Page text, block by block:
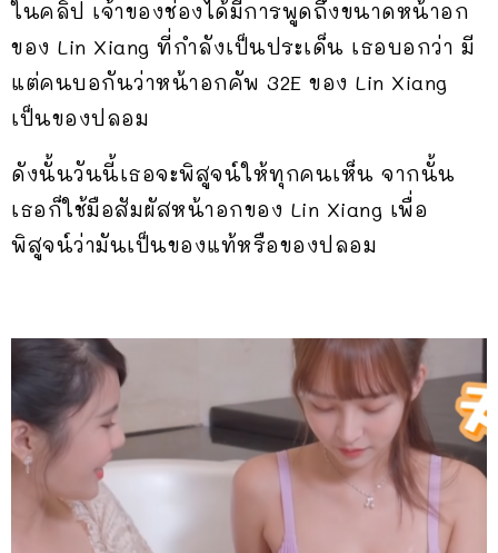
ในคลิป เจ้าของช่องได้มีการพูดถึงขนาดหน้าอก
ของ Lin Xiang ที่กำลังเป็นประเด็น เธอบอกว่า มี
แต่คนบอกันว่าหน้าอกคัพ 32E ของ Lin Xiang
เป็นของปลอม
ดังนั้นวันนี้เธอจะพิสูจน์ให้ทุกคนเห็น จากนั้น
เธอก็ใช้มือสัมผัสหน้าอกของ Lin Xiang เพื่อ
พิสูจน์ว่ามันเป็นของแท้หรือของปลอม